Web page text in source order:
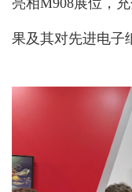
亮相M908展位，
果及其对先进电子